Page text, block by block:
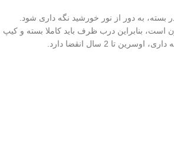
به دور از نور خورشید نگه داری شود.
است، بنابراین درب ظرف باید کاملا بسته و کیپ
تا 2 سال انقضا دارد.